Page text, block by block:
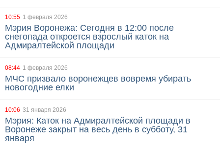
10:55 1 февраля 2026
Мэрия Воронежа: Сегодня в 12:00 после
снегопада откроется взрослый каток на
Адмиралтейской площади
08:44 1 февраля 2026
МЧС призвало воронежцев вовремя убирать
новогодние елки
10:06 31 января 2026
Мэрия: Каток на Адмиралтейской площади в
Воронеже закрыт на весь день в субботу, 31
января